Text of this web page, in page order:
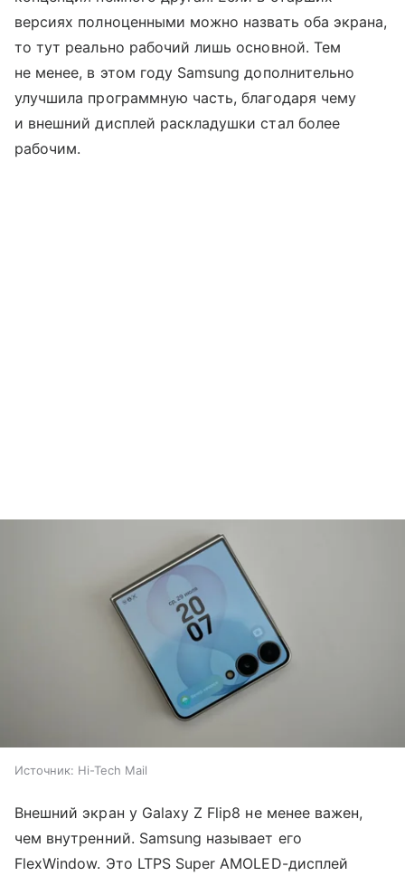
версиях полноценными можно назвать оба экрана,
то тут реально рабочий лишь основной. Тем
не менее, в этом году Samsung дополнительно
улучшила программную часть, благодаря чему
и внешний дисплей раскладушки стал более
рабочим.
Источник: Hi-Tech Mail
Внешний экран у Galaxy Z Flip8 не менее важен,
чем внутренний. Samsung называет его
FlexWindow. Это LTPS Super AMOLED-дисплей